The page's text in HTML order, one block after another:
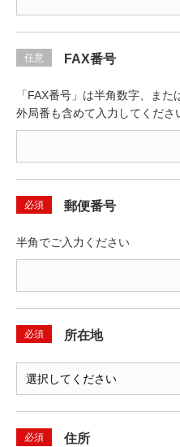
任意 FAX番号
「FAX番号」は半角数字、ま
外局番も含めて入力してくださ
必須 郵便番号
半角でご入力ください
必須 所在地
必須 住所